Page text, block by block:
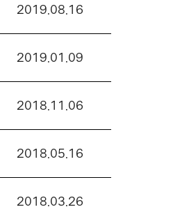
2019.08.16
2019.01.09
2018.11.06
2018.05.16
2018.03.26